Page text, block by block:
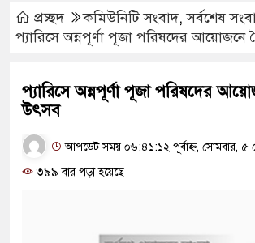
প্রচ্ছদ কমিউনিটি সংবাদ,সর্বশেষ
প্যারিসে অন্নপূর্ণা পূজা পরিষদের আয়োজনে
প্যারিসে অন্নপূর্ণা পূজা পরিষদের
উৎসব
আপডেট সময় ০৬:৪১:১২ পূর্বাহ্ন, সোমবার, ৫
৩৯৯ বার পড়া হয়েছে